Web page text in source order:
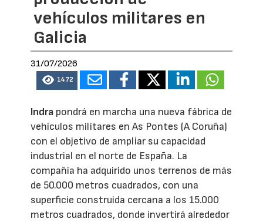
vehículos militares en
Galicia
31/07/2026
1472
Indra pondrá en marcha una nueva fábrica de
vehículos militares en As Pontes (A Coruña)
con el objetivo de ampliar su capacidad
industrial en el norte de España. La
compañía ha adquirido unos terrenos de más
de 50.000 metros cuadrados, con una
superficie construida cercana a los 15.000
metros cuadrados, donde invertirá alrededor